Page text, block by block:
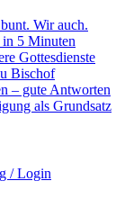
Wir auch.
5 Minuten
Gottesdienste
Bischof
– gute Antworten
als Grundsatz
/ Login